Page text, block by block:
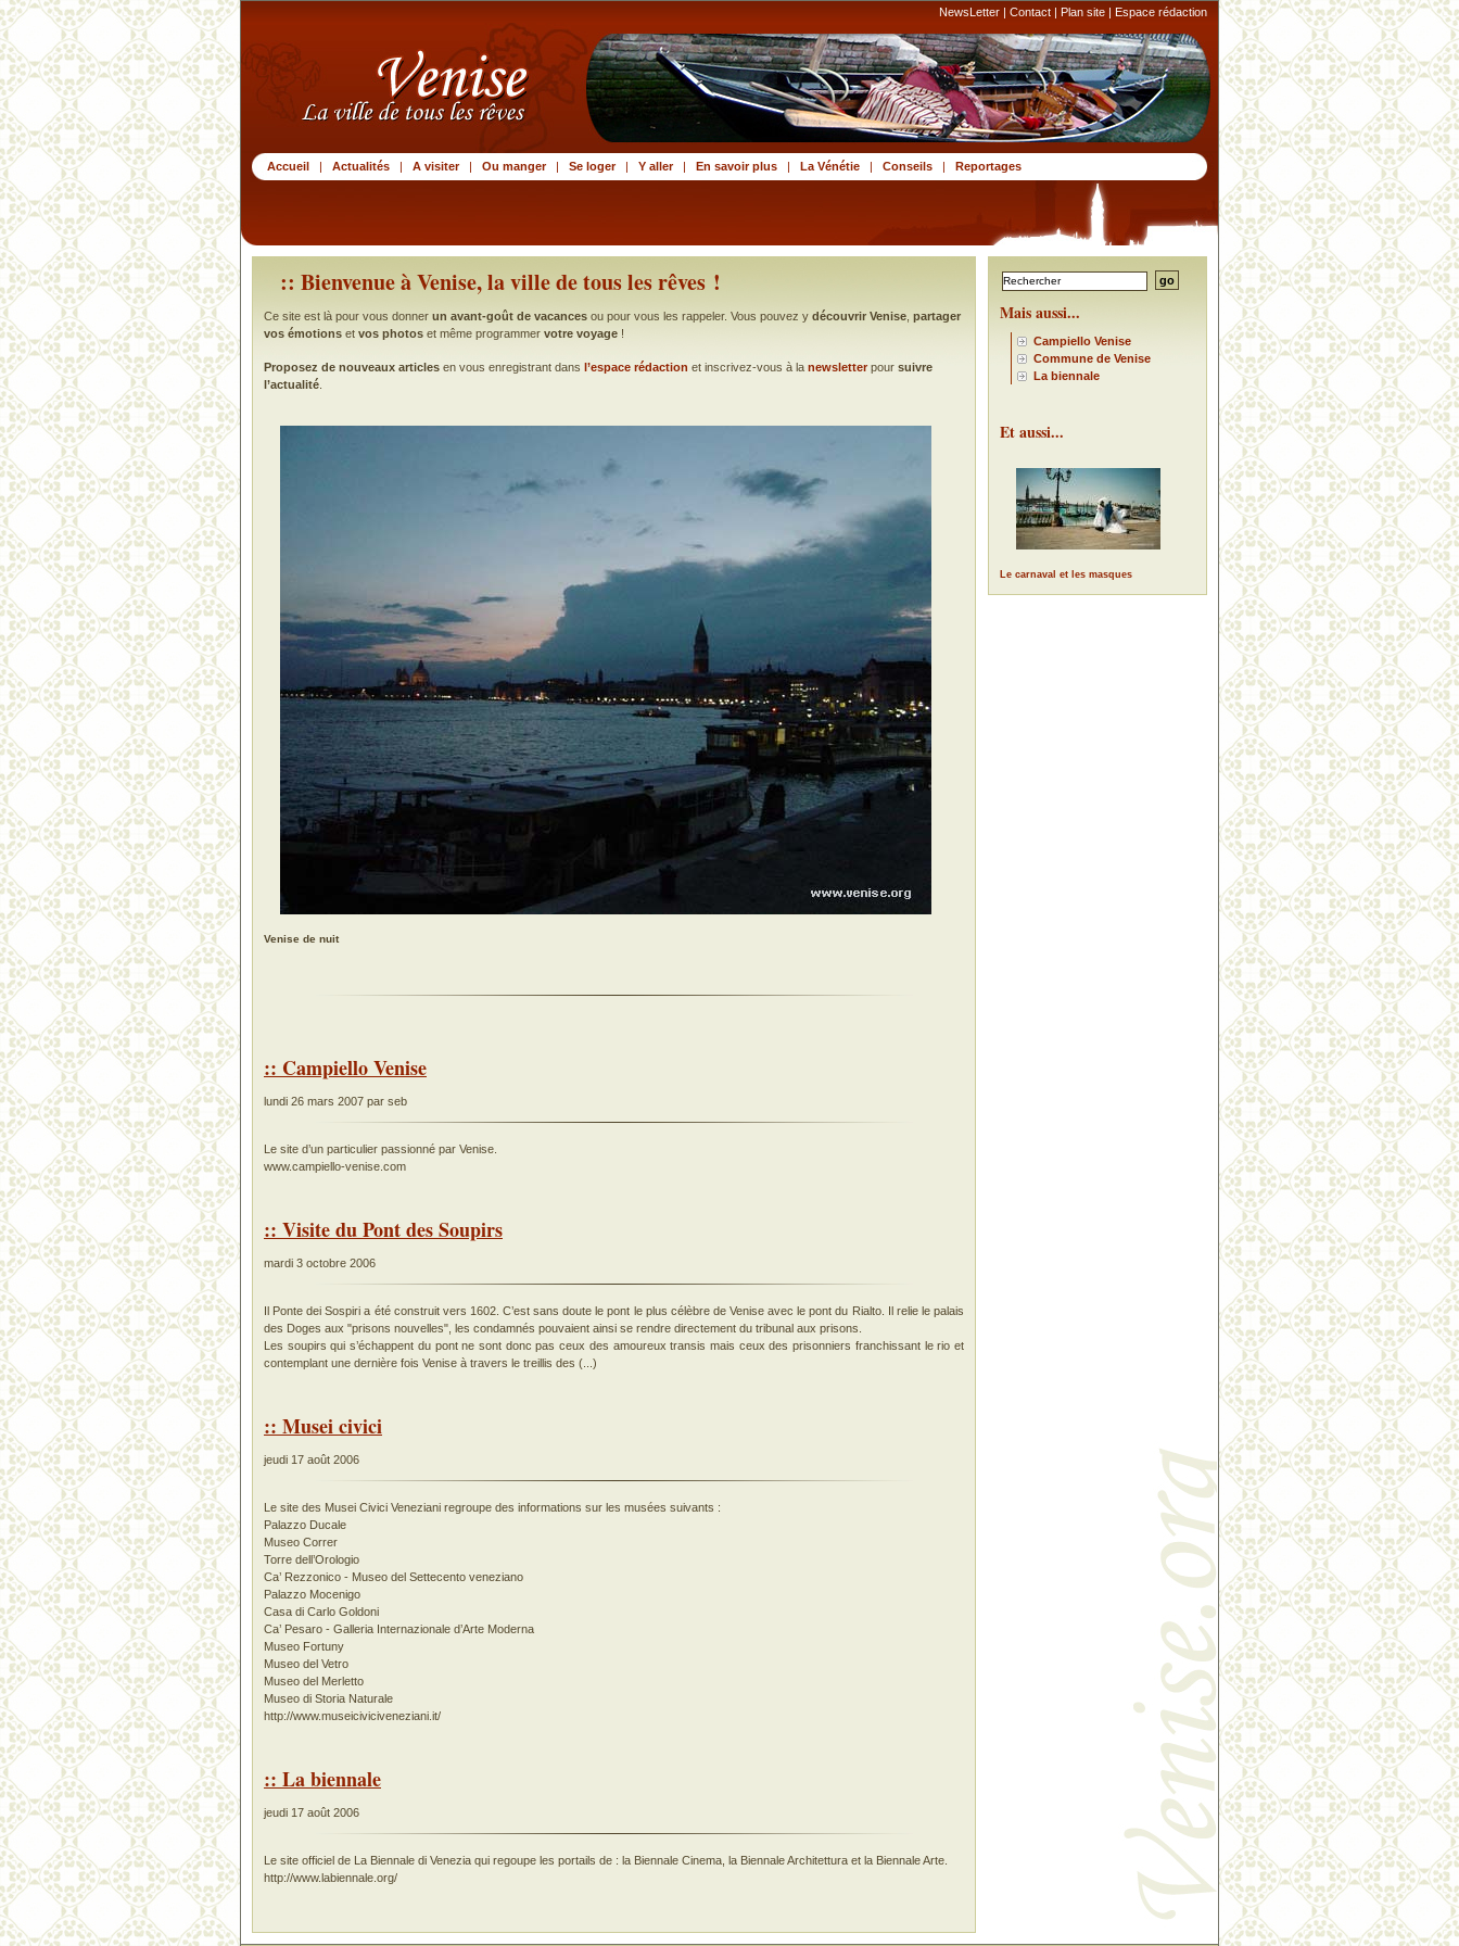
NewsLetter | Contact | Plan site | Espace rédaction
Accueil | Actualités | A visiter | Ou manger | Se loger | Y aller | En savoir plus | La Vénétie | Conseils | Reportages
Mais aussi...
Campiello Venise
Commune de Venise
La biennale
Et aussi...
Le carnaval et les masques
:: Bienvenue à Venise, la ville de tous les rêves !
Ce site est là pour vous donner un avant-goût de vacances ou pour vous les rappeler. Vous pouvez y découvrir Venise partager
vos émotions et vos photos et même programmer votre voyage !
Proposez de nouveaux articles en vous enregistrant dans l’espace rédaction et inscrivez-vous à la newsletterpour suivre
l’actualité
Venise de nuit
:: Campiello Venise
lundi 26 mars 2007 par seb
Le site d’un particulier passionné par Venise.
www.campiello-venise.com
:: Visite du Pont des Soupirs
mardi 3 octobre 2006
Il Ponte dei Sospiri a été construit vers 1602. C’est sans doute le pont le plus célèbre de Venise avec le pont du Rialto. Il relie le palais
des Doges aux "prisons nouvelles", les condamnés pouvaient ainsi se rendre directement du tribunal aux prisons.
Les soupirs qui s’échappent du pont ne sont donc pas ceux des amoureux transis mais ceux des prisonniers franchissant le rio et
contemplant une dernière fois Venise à travers le treillis des (...)
:: Musei civici
jeudi 17 août 2006
Le site des Musei Civici Veneziani regroupe des informations sur les musées suivants :
Palazzo Ducale
Museo Correr
Torre dell’Orologio
Ca’ Rezzonico - Museo del Settecento veneziano
Palazzo Mocenigo
Casa di Carlo Goldoni
Ca’ Pesaro - Galleria Internazionale d’Arte Moderna
Museo Fortuny
Museo del Vetro
Museo del Merletto
Museo di Storia Naturale
http://www.museiciviciveneziani.it/
:: La biennale
jeudi 17 août 2006
Le site officiel de La Biennale di Venezia qui regoupe les portails de : la Biennale Cinema, la Biennale Architettura et la Biennale Arte.
http://www.labiennale.org/